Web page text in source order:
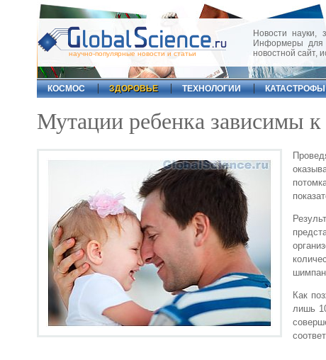
научно-популярные новости и статьи
Новости науки,
Информеры для
новостной сайт,
КОСМОС
ЗДОРОВЬЕ ТЕХНОЛОГИИ КАТАСТРОФЫ
Мутации ребенка зависимы
Как
лишь